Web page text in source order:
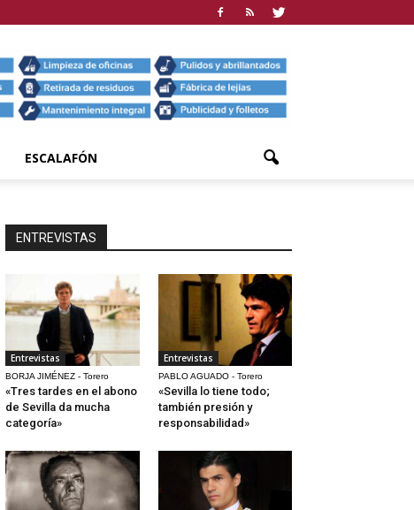
ESCALAFÓN
ENTREVISTAS
Entrevistas
BORJA JIMÉNEZ - Torero
«Tres tardes en el abono
de Sevilla da mucha
categoría»
Entrevistas
PABLO AGUADO - Torero
«Sevilla lo tiene todo;
también presión y
responsabilidad»